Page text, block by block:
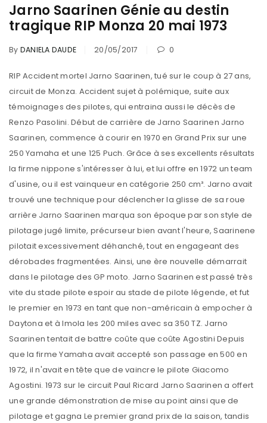
Jarno Saarinen Génie au destin
tragique RIP Monza 20 mai 1973
By DANIELA DAUDE 20/05/2017 0
RIP Accident mortel Jarno Saarinen, tué sur le coup à 27 ans,
circuit de Monza. Accident sujet à polémique, suite aux
témoignages des pilotes, qui entraina aussi le décès de
Renzo Pasolini. Début de carrière de Jarno Saarinen Jarno
Saarinen, commence à courir en 1970 en Grand Prix sur une
250 Yamaha et une 125 Puch. Grâce à ses excellents résultats
la firme nippone s'intéresser à lui, et lui offre en 1972 un team
d'usine, ou il est vainqueur en catégorie 250 cm³. Jarno avait
trouvé une technique pour déclencher la glisse de sa roue
arrière Jarno Saarinen marqua son époque par son style de
pilotage jugé limite, précurseur bien avant l'heure, Saarinene
pilotait excessivement déhanché, tout en engageant des
dérobades fragmentées. Ainsi, une ère nouvelle démarrait
dans le pilotage des GP moto. Jarno Saarinen est passé très
vite du stade pilote espoir au stade de pilote légende, et fut
le premier en 1973 en tant que non-américain à empocher à
Daytona et à Imola les 200 miles avec sa 350 TZ. Jarno
Saarinen tentait de battre coûte que coûte Agostini Depuis
que la firme Yamaha avait accepté son passage en 500 en
1972, il n'avait en tête que de vaincre le pilote Giacomo
Agostini. 1973 sur le circuit Paul Ricard Jarno Saarinen a offert
une grande démonstration de mise au point ainsi que de
pilotage et gagna Le premier grand prix de la saison, tandis